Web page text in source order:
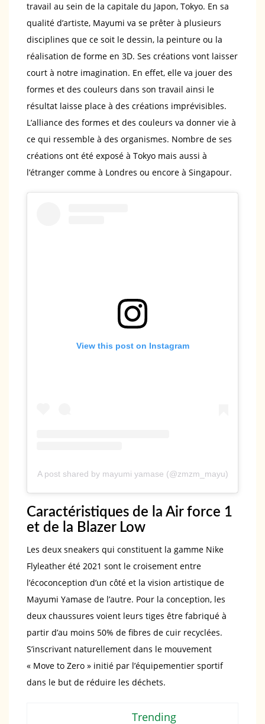
travail au sein de la capitale du Japon, Tokyo. En sa
qualité d’artiste, Mayumi va se prêter à plusieurs
disciplines que ce soit le dessin, la peinture ou la
réalisation de forme en 3D. Ses créations vont laisser
court à notre imagination. En effet, elle va jouer des
formes et des couleurs dans son travail ainsi le
résultat laisse place à des créations imprévisibles.
L’alliance des formes et des couleurs va donner vie à
ce qui ressemble à des organismes. Nombre de ses
créations ont été exposé à Tokyo mais aussi à
l’étranger comme à Londres ou encore à Singapour.
View this post on Instagram
A post shared by mayumi yamase (@zmzm_mayu)
Caractéristiques de la Air force 1
et de la Blazer Low
Les deux sneakers qui constituent la gamme Nike
Flyleather été 2021 sont le croisement entre
l’écoconception d’un côté et la vision artistique de
Mayumi Yamase de l’autre. Pour la conception, les
deux chaussures voient leurs tiges être fabriqué à
partir d’au moins 50% de fibres de cuir recyclées.
S’inscrivant naturellement dans le mouvement
« Move to Zero » initié par l’équipementier sportif
dans le but de réduire les déchets.
Trending